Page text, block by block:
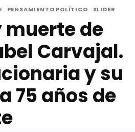
PENSAMIENTO POLÍTICO SLIDER
muerte de
Carvajal.
y su
75 años de